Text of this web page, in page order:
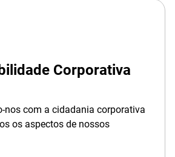
Corporativa
nos com a cidadania corporativa
os aspectos de nossos